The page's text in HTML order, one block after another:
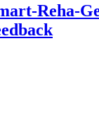
Reha-